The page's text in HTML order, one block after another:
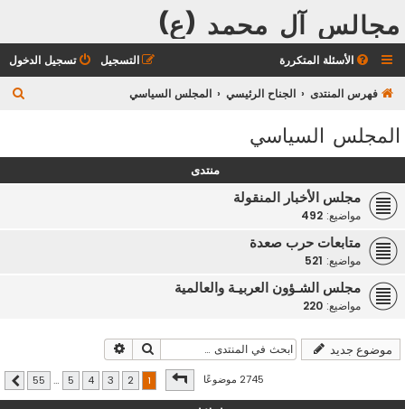
مجالس آل محمد (ع)
الأسئلة المتكررة تسجيل الدخول التسجيل
فهرس المنتدى الجناح الرئيسي المجلس السياسي
ب
المجلس السياسي
منتدى
مجلس الأخبار المنقولة
مواضيع: 492
متابعات حرب صعدة
مواضيع: 521
مجلس الشـؤون العربيـة والعالمية
مواضيع: 220
موضوع جديد بحث
2745 موضوعًا صفحة1 من55
2
3
4
5
…
55 التالي